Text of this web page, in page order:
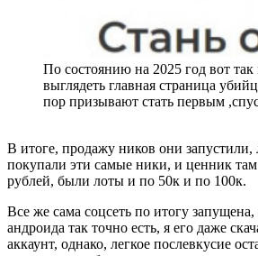
По состоянию на 2025 год вот так
выглядеть главная страница
пор призывают стать первым
В итоге, продажу ников они запустили,
покупали эти самые ники, и ценник
рублей, были лоты и по 50к и по 100к.
Все же сама соцсеть по итогу
андроида так точно есть, я его даже
аккаунт, однако, легкое послевкусие